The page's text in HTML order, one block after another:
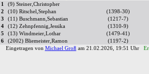
1 (9) Steiner,Christopher
2
(10) Ritschel,Stephan (1398-30)
3
(11) Buschmann,Sebastian (1217-7)
4
(12) Zehnpfennig,Jessika (1310-9)
5
(13) Windmeier,Lothar (1479-41)
6
(2002) Bliemeister,Ramon (1197-2)
Eingetragen von Michael Groß am 21.02.2026, 19:51 Uhr